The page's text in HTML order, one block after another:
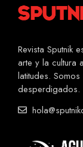
Revista Sputnik
arte y la cultura
latitudes.
desperdigados.